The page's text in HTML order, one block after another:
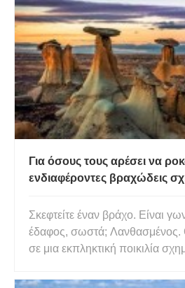
Για όσους τους αρέσει να
ενδιαφέροντες βραχώδεις
Σκεφτείτε έναν βράχο. Είναι
έδαφος, σωστά; Λανθασμένος.
σε μια εκπληκτική ποικιλία
αποκρυπτογραφήσουμε τις